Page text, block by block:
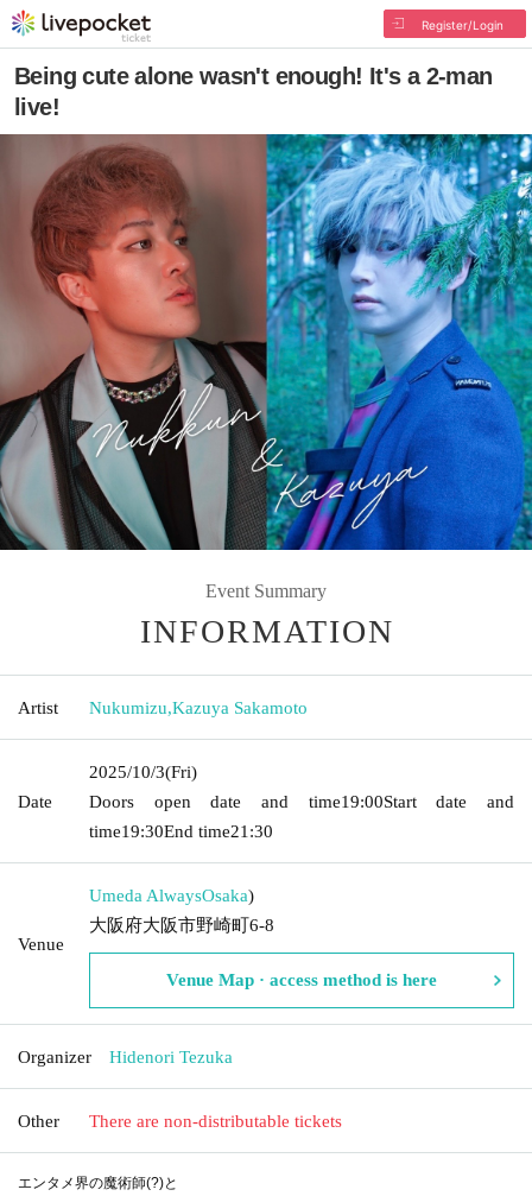
Register/Login
Being cute alone wasn't enough! It's a 2-man
live!
Event Summary
INFORMATION
Artist Nukumizu,Kazuya Sakamoto
Date
2025/10/3(Fri)
Doors open date and time19:00Start date and
time19:30End time21:30
Venue
Umeda AlwaysOsaka)
大阪府大阪市野崎町6-8
Venue Map · access method is here
Organizer Hidenori Tezuka
Other There are non-distributable tickets
エンタメ界の魔術師(?)と